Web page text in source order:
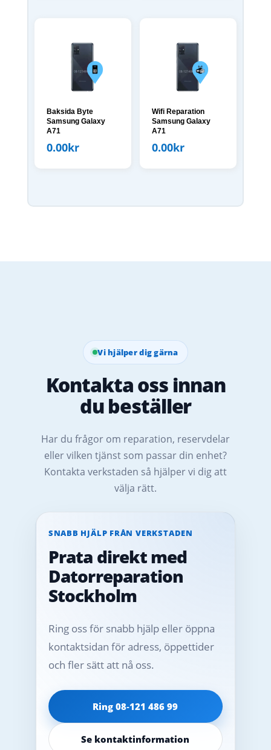
Baksida Byte
Samsung Galaxy
A71
0.00kr
Wifi Reparation
Samsung Galaxy
A71
0.00kr
Vi hjälper dig gärna
Kontakta oss innan
du beställer
Har du frågor om reparation, reservdelar
eller vilken tjänst som passar din enhet?
Kontakta verkstaden så hjälper vi dig att
välja rätt.
SNABB HJÄLP FRÅN VERKSTADEN
Prata direkt med
Datorreparation
Stockholm
Ring oss för snabb hjälp eller öppna
kontaktsidan för adress, öppettider
och fler sätt att nå oss.
Ring 08‑121 486 99
Se kontaktinformation